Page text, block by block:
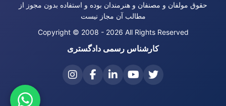
حقوق مولفان و مصنفان و هنرمندان بوده و استفاده بدون مجوز از
مطالب آن مجاز نیست
Copyright © 2008 - 2026 All Rights Reserved
کارشناس رسمی دادگستری